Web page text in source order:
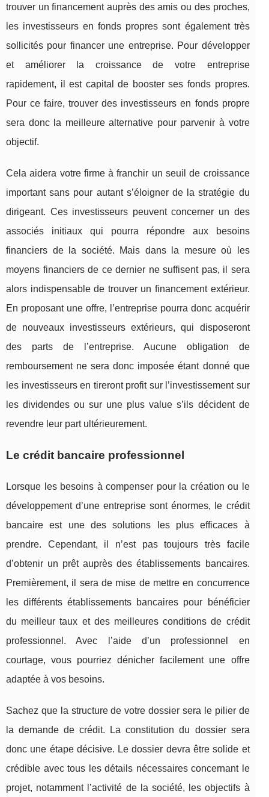
trouver un financement auprès des amis ou des proches,
les investisseurs en fonds propres sont également très
sollicités pour financer une entreprise. Pour développer
et améliorer la croissance de votre entreprise
rapidement, il est capital de booster ses fonds propres.
Pour ce faire, trouver des investisseurs en fonds propre
sera donc la meilleure alternative pour parvenir à votre
objectif.
Cela aidera votre firme à franchir un seuil de croissance
important sans pour autant s’éloigner de la stratégie du
dirigeant. Ces investisseurs peuvent concerner un des
associés initiaux qui pourra répondre aux besoins
financiers de la société. Mais dans la mesure où les
moyens financiers de ce dernier ne suffisent pas, il sera
alors indispensable de trouver un financement extérieur.
En proposant une offre, l’entreprise pourra donc acquérir
de nouveaux investisseurs extérieurs, qui disposeront
des parts de l’entreprise. Aucune obligation de
remboursement ne sera donc imposée étant donné que
les investisseurs en tireront profit sur l’investissement sur
les dividendes ou sur une plus value s’ils décident de
revendre leur part ultérieurement.
Le crédit bancaire professionnel
Lorsque les besoins à compenser pour la création ou le
développement d’une entreprise sont énormes, le crédit
bancaire est une des solutions les plus efficaces à
prendre. Cependant, il n’est pas toujours très facile
d’obtenir un prêt auprès des établissements bancaires.
Premièrement, il sera de mise de mettre en concurrence
les différents établissements bancaires pour bénéficier
du meilleur taux et des meilleures conditions de crédit
professionnel. Avec l’aide d’un professionnel en
courtage, vous pourriez dénicher facilement une offre
adaptée à vos besoins.
Sachez que la structure de votre dossier sera le pilier de
la demande de crédit. La constitution du dossier sera
donc une étape décisive. Le dossier devra être solide et
crédible avec tous les détails nécessaires concernant le
projet, notamment l’activité de la société, les objectifs à